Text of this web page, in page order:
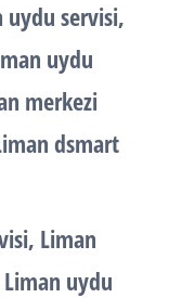
servisi,
uydu
merkezi
dsmart
Liman
uydu